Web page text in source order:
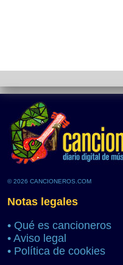
© 2026 CANCIONEROS.COM
Notas legales
• Qué es cancioneros
• Aviso legal
• Política de cookies